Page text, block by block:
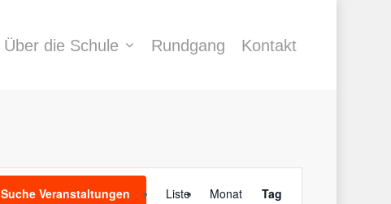
Über die Schule Rundgang Kontakt
Suche Veranstaltungen Liste Monat Tag